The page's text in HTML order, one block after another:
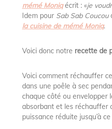
mémé Moniqécrit : «je
Idem pour Sab Sab Coucou
la cuisine de mémé Moniq.
Voici donc notre recette de
Voici comment réchauffer
dans une poêle à sec
chaque côté ou envelopper
absorbant et les réchauffer
puissance réduite jusqu’à